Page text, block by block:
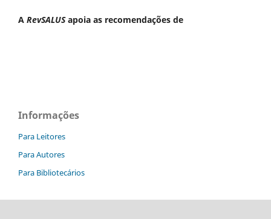
A RevSALUSapoia as recomendações de
Informações
Para Leitores
Para Autores
Para Bibliotecários